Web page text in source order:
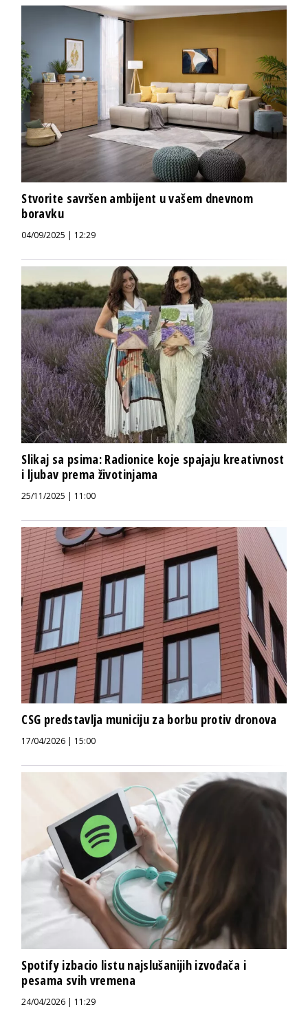
Stvorite savršen ambijent u vašem dnevnom
boravku
04/09/2025 | 12:29
Slikaj sa psima: Radionice koje spajaju kreativnost
i ljubav prema životinjama
25/11/2025 | 11:00
CSG predstavlja municiju za borbu protiv dronova
17/04/2026 | 15:00
Spotify izbacio listu najslušanijih izvođača i
pesama svih vremena
24/04/2026 | 11:29